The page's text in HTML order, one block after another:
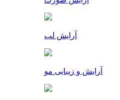
آرایش لب
آرایش و زیبایی مو